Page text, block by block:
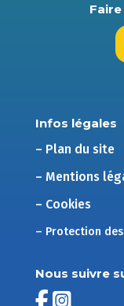
Infos légales
– Plan du site
– Mentions
– Cookies
– Protection
Nous suivre